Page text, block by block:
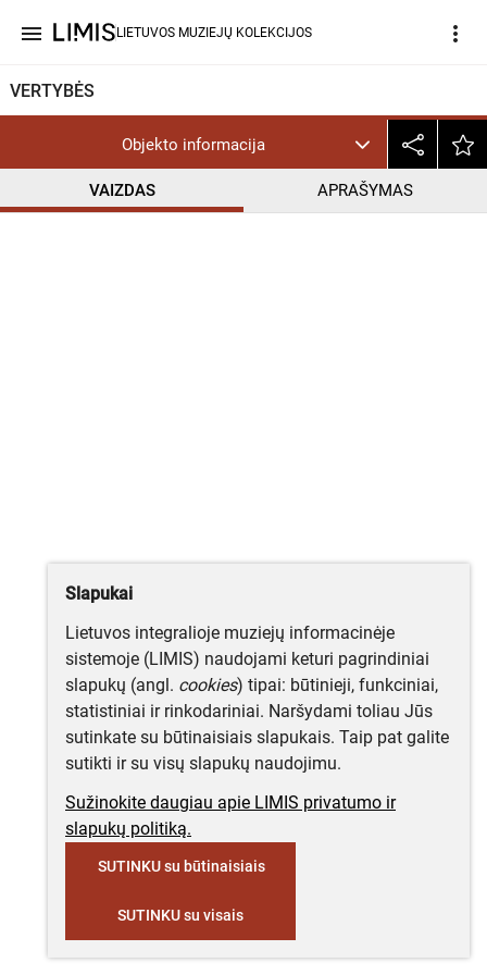
menu LIETUVOS MUZIEJŲ KOLEKCIJOS more_vert
VERTYBĖS
Objekto informacija
VAIZDAS APRAŠYMAS
Slapukai
Lietuvos integralioje muziejų informacinėje
sistemoje (LIMIS) naudojami keturi pagrindiniai
slapukų (angl. cookies) tipai: būtinieji, funkciniai,
statistiniai ir rinkodariniai. Naršydami toliau Jūs
sutinkate su būtinaisiais slapukais. Taip pat galite
sutikti ir su visų slapukų naudojimu.
Sužinokite daugiau apie LIMIS privatumo ir
slapukų politiką.
SUTINKU su būtinaisiais
SUTINKU su visais